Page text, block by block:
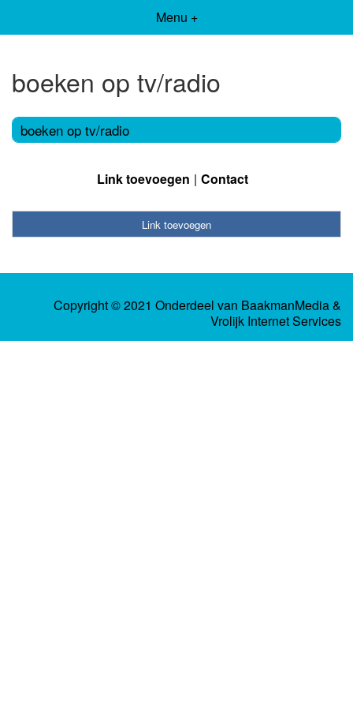
Menu +
boeken op tv/radio
boeken op tv/radio
Link toevoegen Contact
Link toevoegen
Copyright © 2021 Onderdeel van BaakmanMedia&
Vrolijk Internet Services